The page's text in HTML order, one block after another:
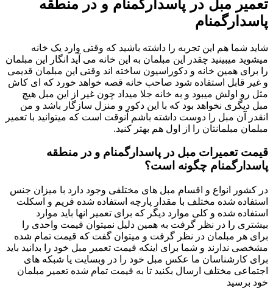
تعمیر مبل در پاسدارگمنام و در منطقه
پاسدارگمنام
شاید شما هم این تجربه را داشته باشید که وقتی وارد یک خانه
میشوید میبینید چقدر این مبلمان به این خانه می آید انگار این مبلمان
را برای همین خانه و دکوراسیون ساخته اند وقتی این مبلمان قدیمی
و غیر قابل استفاده شود صاحب خانه قصه خواهد خورد که ای کاش
مثل رو اولش میبود و به خانه جلا میداد چون غیر از این مبل هیچ
مبل دیگری نخواهد بود که با این دکور و منزل سازگار باشد و من
انقدر آن مبل را دوست داشته باشم آنوقت است که میتوانید با تعمیر
مبلمان مبلمانتان را از اول هم بهتر کنید.
قیمت تعمیرات مبل در پاسدارگمنام و در منطقه
پاسدارگمنام چگونه است؟
در کشور انواع و اقسام مبل های مختلفی وجود دارد با میزان جنس
استفاده شده مختلف با مقدار پارچه استفاده شده فریم و اسکلت
استفاده شده و کلی موارد دیگر که برای تعمیر انها باید موارد
بیشتری را در نظر گرفت به همین دلیل نمیتوان قیمت واحدی را
برای هر مبلمان در نظر گرفت و میتوان گفت که قیمت تمام شده
مشخصی ندارند و شما برای اینکه قیمت تعمیر مبل خود را بدانید باید
برای کارشناسان ما عکس مبل خود را در وبسایت یا شبکه های
اجتماعی مختلف ارسال بکنید تا به قیمت تمام شده تعمیر مبلمان
خود برسید